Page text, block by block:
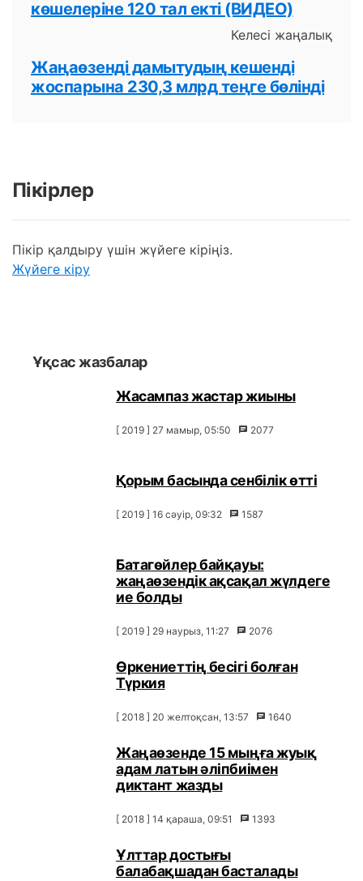
көшелеріне 120 тал екті (ВИДЕО)
Келесі жаңалық
Жаңаөзенді дамытудың кешенді
жоспарына 230,3 млрд теңге бөлінді
Пікірлер
Пікір қалдыру үшін жүйеге кіріңіз.
Жүйеге кіру
Ұқсас жазбалар
Жасампаз жастар жиыны
[ 2019 ] 27 мамыр, 05:50 2077
Қорым басында сенбілік өтті
[ 2019 ] 16 сәуір, 09:32 1587
Батагөйлер байқауы:
жаңаөзендік ақсақал жүлдеге
ие болды
[ 2019 ] 29 наурыз, 11:27 2076
Өркениеттің бесігі болған
Түркия
[ 2018 ] 20 желтоқсан, 13:57 1640
Жаңаөзенде 15 мыңға жуық
адам латын әліпбиімен
диктант жазды
[ 2018 ] 14 қараша, 09:51 1393
Ұлттар достығы
балабақшадан басталады